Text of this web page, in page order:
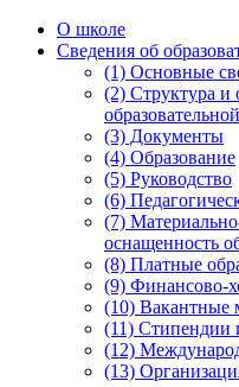
О школе
Сведения об
(1) Основные
(2) Структура и
(3) Документы
(4) Образование
(5) Руководство
(6)
(7)
оснащенность
(8) Платные
(9) Финансово-
(10) Вакантные
(11) Стипендии
(12)
(13)